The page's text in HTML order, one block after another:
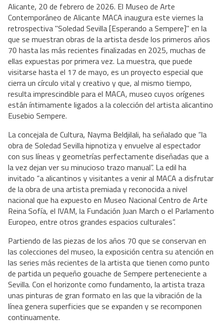
Alicante, 20 de febrero de 2026. El Museo de Arte
Contemporáneo de Alicante MACA inaugura este viernes la
retrospectiva "Soledad Sevilla [Esperando a Sempere]" en la
que se muestran obras de la artista desde los primeros años
70 hasta las más recientes finalizadas en 2025, muchas de
ellas expuestas por primera vez. La muestra, que puede
visitarse hasta el 17 de mayo, es un proyecto especial que
cierra un círculo vital y creativo y que, al mismo tiempo,
resulta imprescindible para el MACA, museo cuyos orígenes
están íntimamente ligados a la colección del artista alicantino
Eusebio Sempere.
La concejala de Cultura, Nayma Beldjilali, ha señalado que “la
obra de Soledad Sevilla hipnotiza y envuelve al espectador
con sus líneas y geometrías perfectamente diseñadas que a
la vez dejan ver su minucioso trazo manual”. La edil ha
invitado “a alicantinos y visitantes a venir al MACA a disfrutar
de la obra de una artista premiada y reconocida a nivel
nacional que ha expuesto en Museo Nacional Centro de Arte
Reina Sofía, el IVAM, la Fundación Juan March o el Parlamento
Europeo, entre otros grandes espacios culturales”.
Partiendo de las piezas de los años 70 que se conservan en
las colecciones del museo, la exposición centra su atención en
las series más recientes de la artista que tienen como punto
de partida un pequeño gouache de Sempere perteneciente a
Sevilla. Con el horizonte como fundamento, la artista traza
unas pinturas de gran formato en las que la vibración de la
línea genera superficies que se expanden y se recomponen
continuamente.